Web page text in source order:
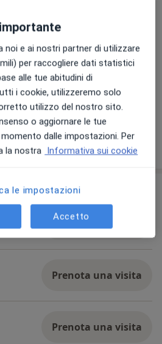
dettagli
sull'esperienza
Prenota una visita
Prenota una visita
Prenota una visita
noi e ai nostri partner di utilizzare
per raccogliere dati statistici
alle tue abitudini di
i cookie, utilizzeremo solo
utilizzo del nostro sito.
o aggiornare le tue
dalle impostazioni. Per
la nostra Informativa sui cookie
le impostazioni
Accetto